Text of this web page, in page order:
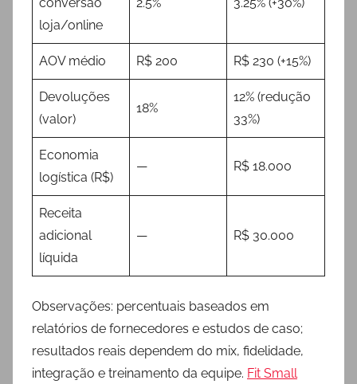
loja/online
AOV médio R$ 200 R$ 230 (+15%)
Devoluções
(valor)
18%
12% (redução
33%)
Economia
logística (R$)
— R$ 18.000
Receita
adicional
líquida
— R$ 30.000
Observações: percentuais baseados em
relatórios de fornecedores e estudos de caso;
resultados reais dependem do mix, fidelidade,
integração e treinamento da equipe. Fit Small